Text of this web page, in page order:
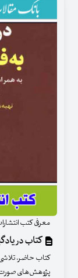
معرفی کتب
کتاب در
کتاب حاضر،
پژوهش‌های صورت